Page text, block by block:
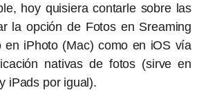
hoy quisiera contarle sobre las
la opción de Fotos en Sreaming
en iPhoto (Mac) como en iOS vía
nativas de fotos (sirve en
iPads por igual).